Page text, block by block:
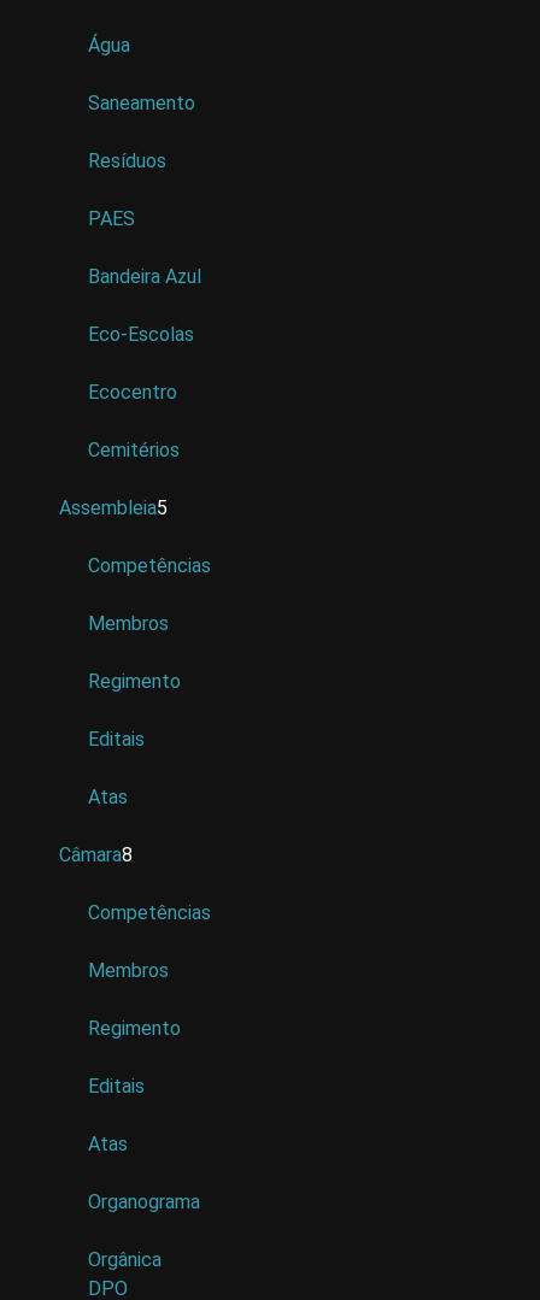
Água
Saneamento
Resíduos
PAES
Bandeira Azul
Eco-Escolas
Ecocentro
Cemitérios
Assembleia5
Competências
Membros
Regimento
Editais
Atas
Câmara8
Competências
Membros
Regimento
Editais
Atas
Organograma
Orgânica
DPO